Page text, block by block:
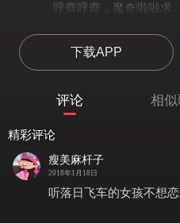
呼齊呼齊，魔奇啦啦求
有人有看到我
When he
當他使我
蕩漾、芒果、探
Hogi hogi,
下载APP
评论 相似
精彩评论
瘦美麻杆子
2018年1月18日
听落日飞车的女孩不想